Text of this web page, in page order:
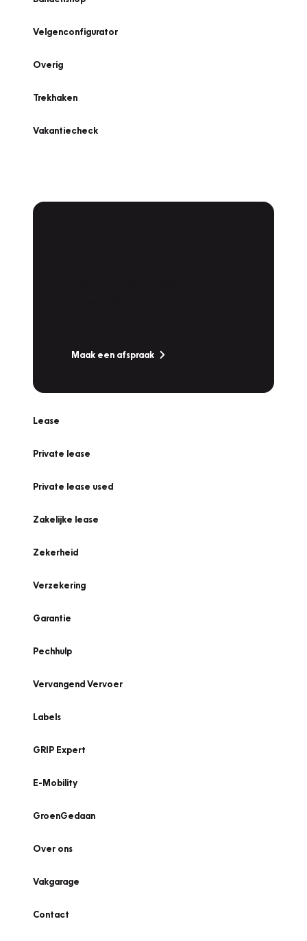
Velgenconfigurator
Overig
Trekhaken
Vakantiecheck
Maak een afspraak
Lease
Private lease
Private lease used
Zakelijke lease
Zekerheid
Verzekering
Garantie
Pechhulp
Vervangend Vervoer
Labels
GRIP Expert
E-Mobility
GroenGedaan
Over ons
Vakgarage
Contact